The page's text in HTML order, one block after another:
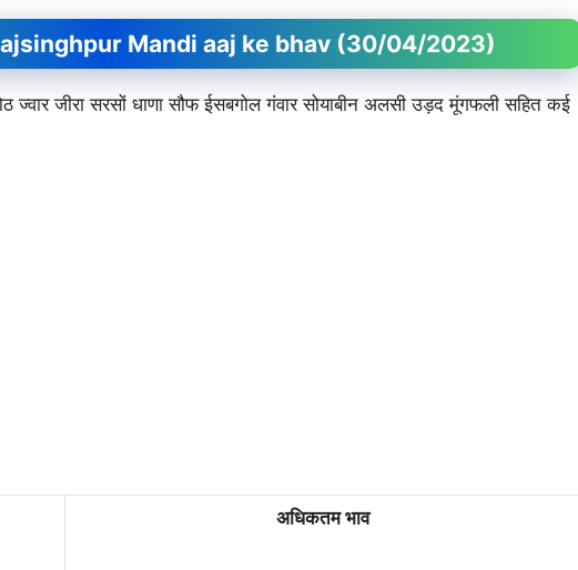
Gajsinghpur Mandi aaj ke bhav (30/04/2023)
जीरा सरसों धाणा सौफ ईसबगोल गंवार सोयाबीन अलसी उड़द मूंगफली सहित कई
अधिकतम भाव